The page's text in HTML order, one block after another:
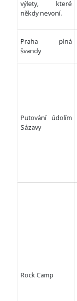
výlety, které
někdy nevoní.
Praha plná
švandy
Putování údolím
Sázavy
Rock Camp